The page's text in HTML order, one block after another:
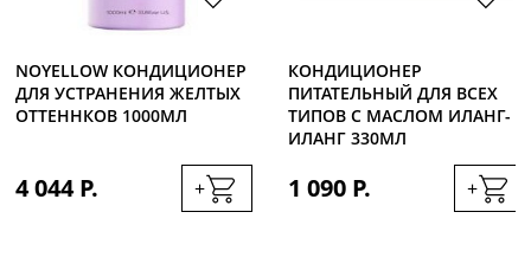
NOYELLOW КОНДИЦИОНЕР
ДЛЯ УСТРАНЕНИЯ ЖЕЛТЫХ
ОТТЕННКОВ 1000МЛ
4 044 Р. +
КОНДИЦИОНЕР
ПИТАТЕЛЬНЫЙ ДЛЯ ВСЕХ
ТИПОВ С МАСЛОМ ИЛАНГ-
ИЛАНГ 330МЛ
1 090 Р. +